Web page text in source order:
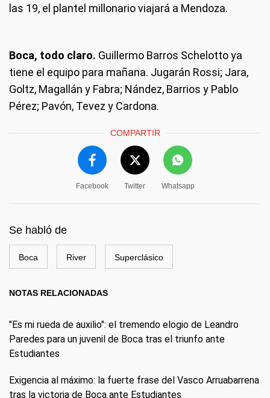
las 19, el plantel millonario viajará a Mendoza.
Boca, todo claro. Guillermo Barros Schelotto ya
tiene el equipo para mañana. Jugarán Rossi; Jara,
Goltz, Magallán y Fabra; Nández, Barrios y Pablo
Pérez; Pavón, Tevez y Cardona.
COMPARTIR
Facebook Twitter Whatsapp
Se habló de
Boca River Superclásico
NOTAS RELACIONADAS
"Es mi rueda de auxilio": el tremendo elogio de Leandro
Paredes para un juvenil de Boca tras el triunfo ante
Estudiantes
Exigencia al máximo: la fuerte frase del Vasco Arruabarrena
tras la victoria de Boca ante Estudiantes